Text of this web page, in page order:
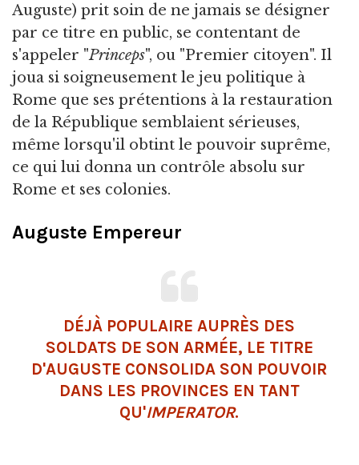
Auguste) prit soin de ne jamais se désigner
par ce titre en public, se contentant de
s'appeler "Princeps", ou "Premier citoyen". Il
joua si soigneusement le jeu politique à
Rome que ses prétentions à la restauration
de la République semblaient sérieuses,
même lorsqu'il obtint le pouvoir suprême,
ce qui lui donna un contrôle absolu sur
Rome et ses colonies.
Auguste Empereur
DÉJÀ POPULAIRE AUPRÈS DES
SOLDATS DE SON ARMÉE, LE TITRE
D'AUGUSTE CONSOLIDA SON POUVOIR
DANS LES PROVINCES EN TANT
QU'IMPERATOR.